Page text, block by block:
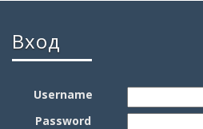
Вход
Username
Password